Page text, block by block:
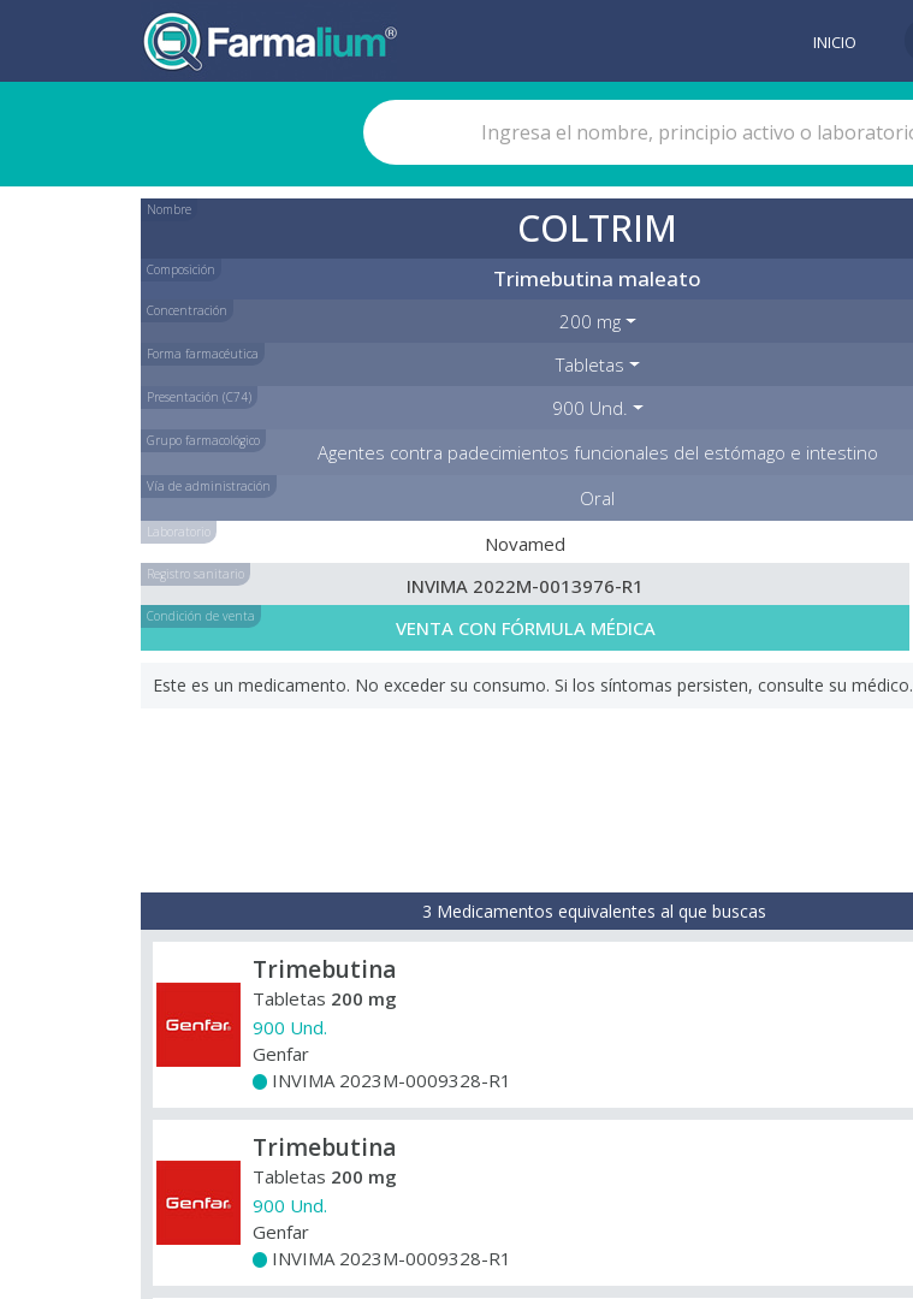
INICIO
Nombre COLTRIM
Composición Trimebutina maleato
Concentración 200 mg
Forma farmacéutica Tabletas
Presentación (C74) 900 Und.
Grupo farmacológico Agentes contra padecimientos funcionales del estómago e intestino
Vía de administración Oral
Laboratorio Novamed
Registro sanitario INVIMA 2022M-0013976-R1
Condición de venta VENTA CON FÓRMULA MÉDICA
Este es un medicamento. No exceder su consumo. Si los síntomas persisten, consulte su médico.
3 Medicamentos equivalentes al que buscas
Trimebutina
Tabletas 200 mg
900 Und.
Genfar
INVIMA 2023M-0009328-R1
Trimebutina
Tabletas 200 mg
900 Und.
Genfar
INVIMA 2023M-0009328-R1